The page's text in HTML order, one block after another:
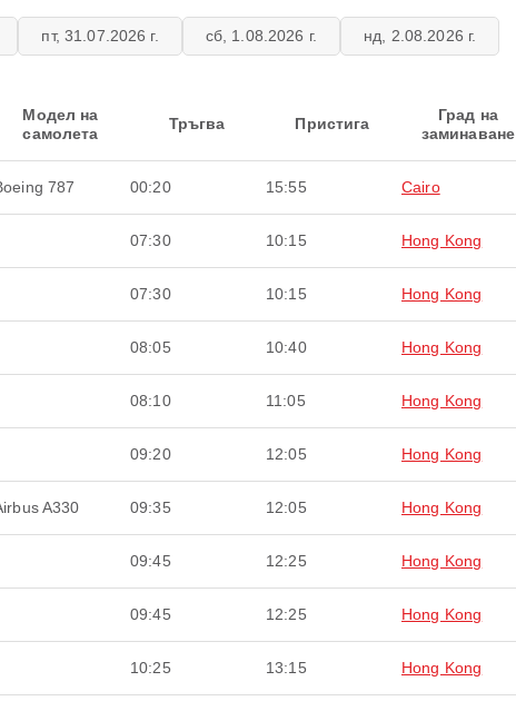
пт, 31.07.2026 г. сб, 1.08.2026 г. нд, 2.08.2026 г.
Модел на
самолета
Тръгва Пристига
Град на
заминаване
787 00:20 15:55 Cairo
07:30 10:15 Hong Kong
07:30 10:15 Hong Kong
08:05 10:40 Hong Kong
08:10 11:05 Hong Kong
09:20 12:05 Hong Kong
A330 09:35 12:05 Hong Kong
09:45 12:25 Hong Kong
09:45 12:25 Hong Kong
10:25 13:15 Hong Kong